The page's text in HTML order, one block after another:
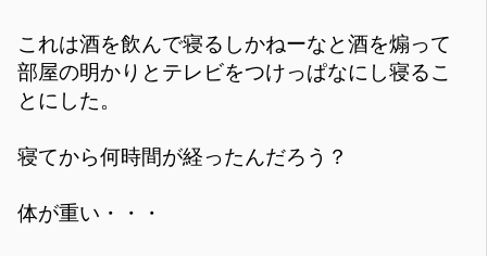
これは酒を飲んで寝るしかねーなと酒を煽って
部屋の明かりとテレビをつけっぱなにし寝るこ
とにした。
寝てから何時間が経ったんだろう？
体が重い・・・